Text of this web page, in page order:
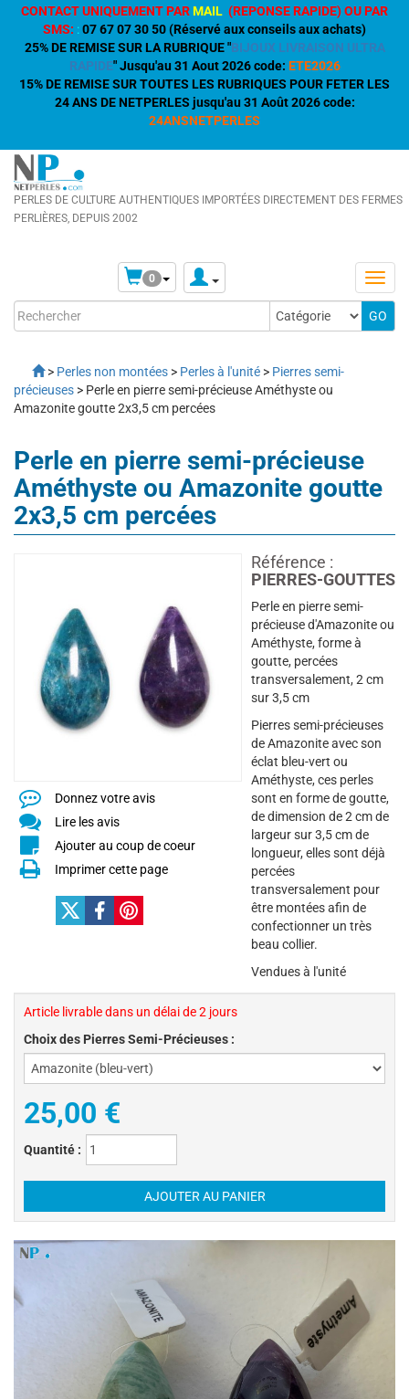
CONTACT UNIQUEMENT PARMAIL (REPONSE RAPIDE) OU PAR
SMS: :07 67 07 30 50 (Réservé aux conseils aux achats)
25% DE REMISE SUR LA RUBRIQUE "BIJOUX LIVRAISON ULTRA
RAPIDE" Jusqu'au 31 Aout 2026 code: ETE2026
15% DE REMISE SUR TOUTES LES RUBRIQUES POUR FETER LES
24 ANS DE NETPERLES jusqu'au 31 Août 2026 code:
24ANSNETPERLES
PERLES DE CULTURE AUTHENTIQUES IMPORTÉES DIRECTEMENT DES FERMES
PERLIÈRES, DEPUIS 2002
0
> Perles non montées > Perles à l'unité > Pierres semi-
précieuses > Perle en pierre semi-précieuse Améthyste ou
Amazonite goutte 2x3,5 cm percées
Perle en pierre semi-précieuse
Améthyste ou Amazonite goutte
2x3,5 cm percées
Donnez votre avis
Lire les avis
Ajouter au coup de coeur
Imprimer cette page
Article livrable dans un délai de 2 jours
Choix des Pierres Semi-Précieuses :
25,00 €
Quantité :
Référence :
PIERRES-GOUTTES
Perle en pierre semi-
précieuse d'Amazonite ou
Améthyste, forme à
goutte, percées
transversalement, 2 cm
sur 3,5 cm
Pierres semi-précieuses
de Amazonite avec son
éclat bleu-vert ou
Améthyste, ces perles
sont en forme de goutte,
de dimension de 2 cm de
largeur sur 3,5 cm de
longueur, elles sont déjà
percées
transversalement pour
être montées afin de
confectionner un très
beau collier.
Vendues à l'unité